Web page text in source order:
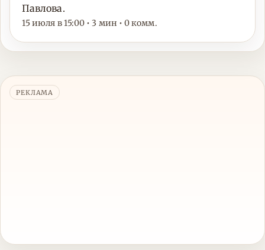
Павлова.
15 июля в 15:00 • 3 мин • 0 комм.
РЕКЛАМА